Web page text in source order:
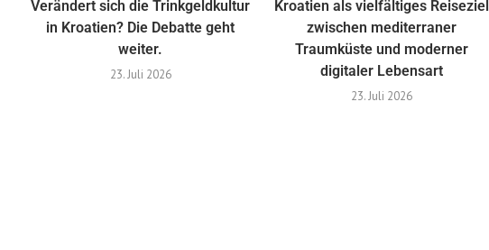
Verändert sich die Trinkgeldkultur
in Kroatien? Die Debatte geht
weiter.
23. Juli 2026
Kroatien als vielfältiges Reiseziel
zwischen mediterraner
Traumküste und moderner
digitaler Lebensart
23. Juli 2026